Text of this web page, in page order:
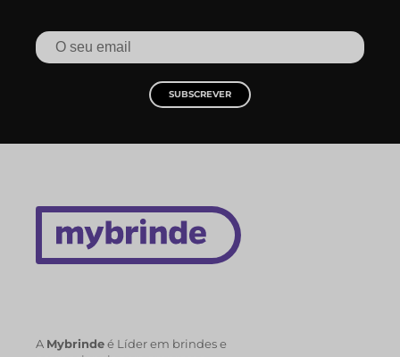
SUBSCREVER
A Mybrindeé Líder em brindes e